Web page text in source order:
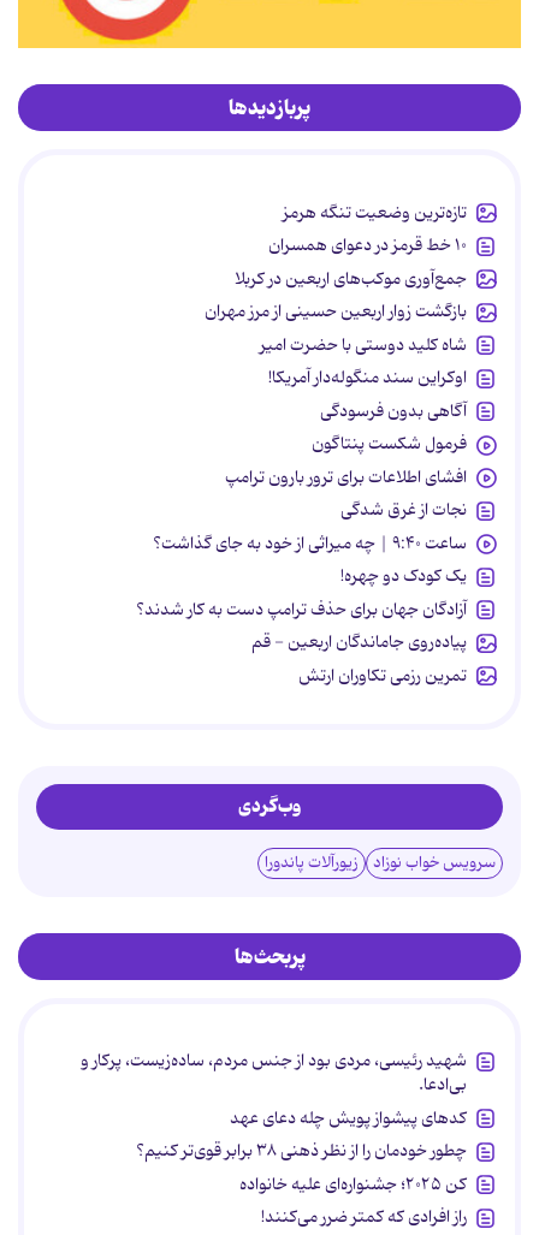
پربازدیدها
تازه‌ترین وضعیت تنگه هرمز
۱۰ خط قرمز در دعوای همسران
جمع‌آوری موکب‌های اربعین در کربلا
بازگشت زوار اربعین حسینی از مرز مهران
شاه کلید دوستی با حضرت امیر
اوکراین سند منگوله‌دار آمریکا!
آگاهی بدون فرسودگی
فرمول شکست پنتاگون
افشای اطلاعات برای ترور بارون ترامپ
نجات از غرق شدگی
ساعت ۹:۴۰ | چه میراثی از خود به جای گذاشت؟
یک کودک دو چهره!
آزادگان جهان برای حذف ترامپ دست به کار شدند؟
پیاده‌روی جاماندگان اربعین - قم
تمرین رزمی تکاوران ارتش
وب‌گردی
سرویس خواب نوزاد زیورآلات پاندورا
پربحث‌ها
شهید رئیسی، مردی بود از جنس مردم، ساده‌زیست، پرکار و
بی‌ادعا.
کدهای پیشواز پویش چله دعای عهد
چطور خودمان را از نظر ذهنی ۳۸ برابر قوی‌تر کنیم؟
کن ۲۰۲۵؛ جشنواره‌ای علیه خانواده
راز افرادی که کمتر ضرر می‌کنند!